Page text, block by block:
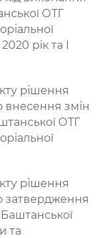
ОТГ
рік та І
рішення
внесення змін
ОТГ
рішення
затвердження
та